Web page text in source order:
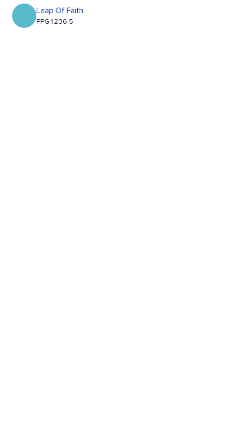
Leap Of Faith
PPG1236-5